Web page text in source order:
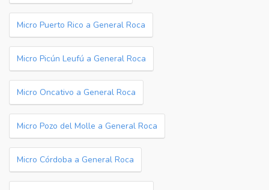
Micro Puerto Rico a General Roca
Micro Picún Leufú a General Roca
Micro Oncativo a General Roca
Micro Pozo del Molle a General Roca
Micro Córdoba a General Roca